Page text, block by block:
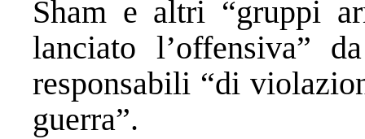
Sham e altri “gruppi
lanciato l’offensiva”
responsabili “di
guerra”.